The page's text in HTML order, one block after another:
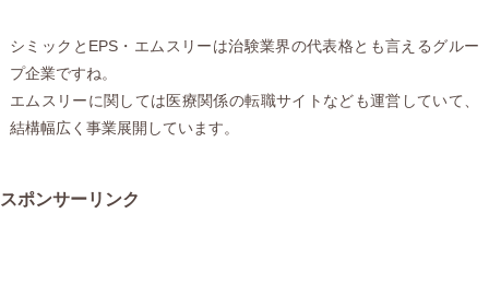
シミックとEPS・エムスリーは治験業界の代表格とも言えるグルー
プ企業ですね。
エムスリーに関しては医療関係の転職サイトなども運営していて、
結構幅広く事業展開しています。
スポンサーリンク